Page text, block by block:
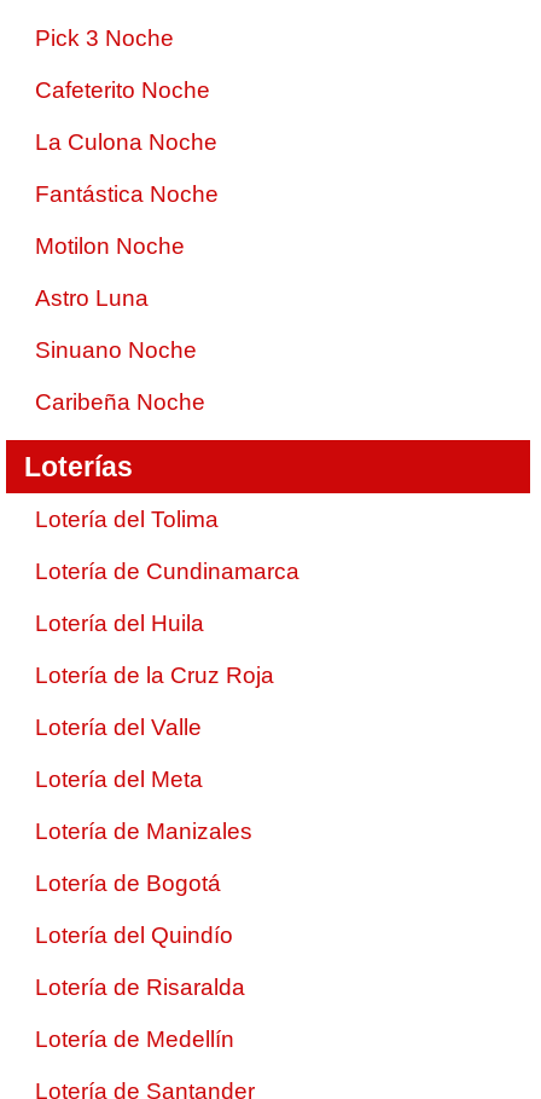
Pick 3 Noche
Cafeterito Noche
La Culona Noche
Fantástica Noche
Motilon Noche
Astro Luna
Sinuano Noche
Caribeña Noche
Loterías
Lotería del Tolima
Lotería de Cundinamarca
Lotería del Huila
Lotería de la Cruz Roja
Lotería del Valle
Lotería del Meta
Lotería de Manizales
Lotería de Bogotá
Lotería del Quindío
Lotería de Risaralda
Lotería de Medellín
Lotería de Santander